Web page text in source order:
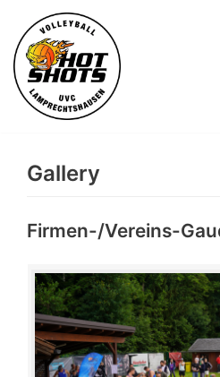
Skip
to
content
Gallery
Firmen-/Vereins-